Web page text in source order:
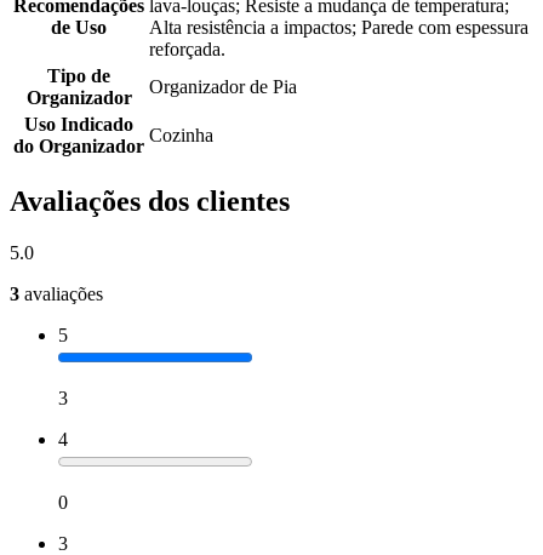
Recomendações
de Uso
lava-louças; Resiste a mudança de temperatura;
Alta resistência a impactos; Parede com espessura
reforçada.
Tipo de
Organizador
Organizador de Pia
Uso Indicado
do Organizador
Cozinha
Avaliações dos clientes
5.0
3 avaliações
5
3
4
0
3